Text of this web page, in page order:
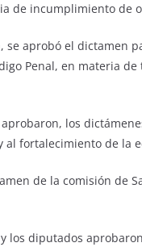
de incumplimiento de
se aprobó el dictamen
Penal, en materia
los
al fortalecimiento de la
de la comisión de
y los diputados